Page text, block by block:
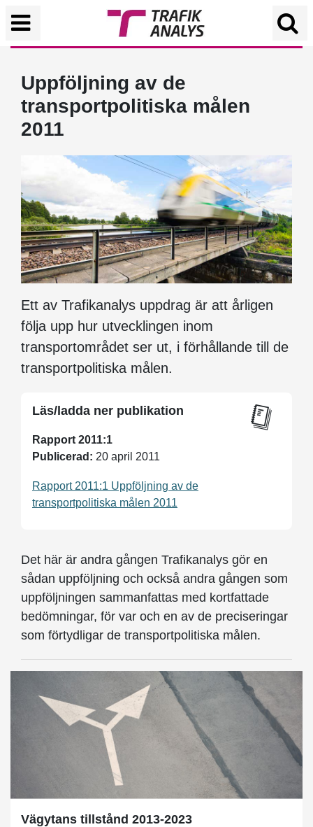
Uppföljning av de
transportpolitiska målen
2011
Ett av Trafikanalys uppdrag är att årligen
följa upp hur utvecklingen inom
transportområdet ser ut, i förhållande till de
transportpolitiska målen.
Läs/ladda ner publikation
Rapport 2011:1
Publicerad: 20 april 2011
Rapport 2011:1 Uppföljning av de
transportpolitiska målen 2011
Det här är andra gången Trafikanalys gör en
sådan uppföljning och också andra gången som
uppföljningen sammanfattas med kortfattade
bedömningar, för var och en av de preciseringar
som förtydligar de transportpolitiska målen.
Vägytans tillstånd 2013-2023